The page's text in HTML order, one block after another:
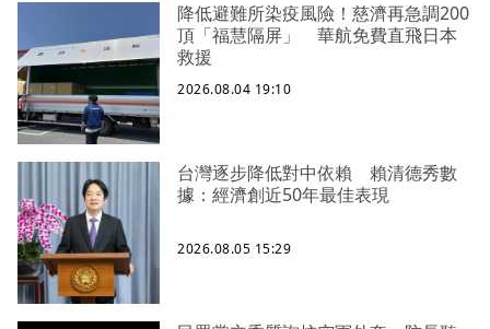
降低避難所染疫風險！慈濟再急調200
頂「福慧隔屏」 華航免費直飛日本
救援
2026.08.04 19:10
台灣逐步降低對中依賴 賴清德秀數
據：經濟創近50年最佳表現
2026.08.05 15:29